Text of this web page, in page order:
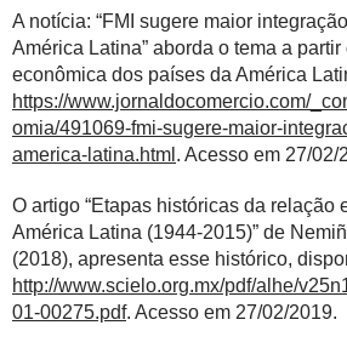
A notícia: “FMI sugere maior
América Latina” aborda o tema a
econômica dos países da América
https://www.jornaldocomercio.com/
omia/491069-fmi-sugere-maior-
america-latina.html . Acesso em 27/02/
O artigo “Etapas históricas da relação
América Latina (1944-2015)” de
(2018), apresenta esse histórico,
http://www.scielo.org.mx/pdf/alhe/
01-00275.pdf. Acesso em 27/02/2019.